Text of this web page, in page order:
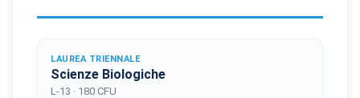
LAUREA TRIENNALE
Scienze Biologiche
L-13 · 180 CFU